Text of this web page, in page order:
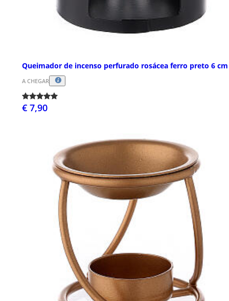
Queimador de incenso perfurado rosácea ferro preto 6 cm
A CHEGAR
€ 7,90